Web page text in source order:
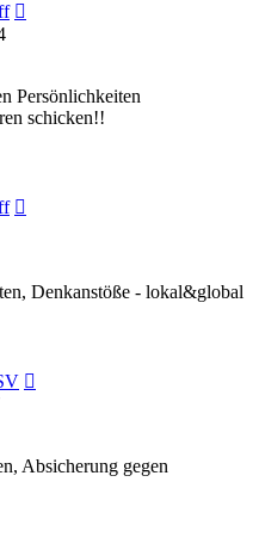
Persönlichkeiten
schicken!!
Denkanstöße - lokal&global
Absicherung gegen